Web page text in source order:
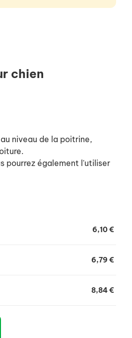
chien
niveau de la poitrine,
pourrez également l'utiliser
la boucle de sécurité de
6,10 €
6,79 €
8,84 €